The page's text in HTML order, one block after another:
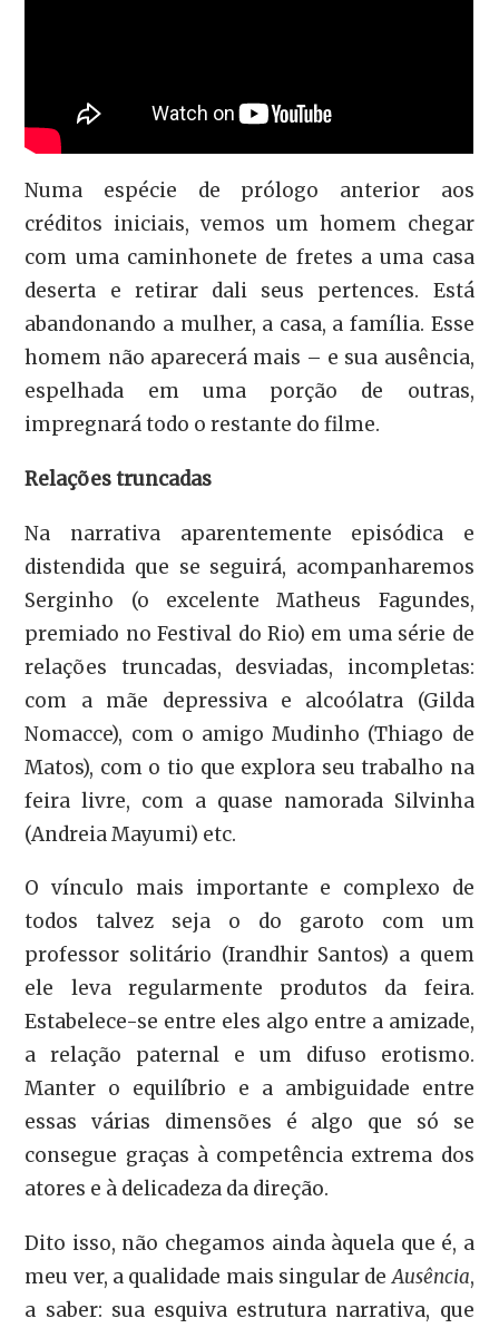
Numa espécie de prólogo anterior aos
créditos iniciais, vemos um homem chegar
com uma caminhonete de fretes a uma casa
deserta e retirar dali seus pertences. Está
abandonando a mulher, a casa, a família. Esse
homem não aparecerá mais – e sua ausência,
espelhada em uma porção de outras,
impregnará todo o restante do filme.
Relações truncadas
Na narrativa aparentemente episódica e
distendida que se seguirá, acompanharemos
Serginho (o excelente Matheus Fagundes,
premiado no Festival do Rio) em uma série de
relações truncadas, desviadas, incompletas:
com a mãe depressiva e alcoólatra (Gilda
Nomacce), com o amigo Mudinho (Thiago de
Matos), com o tio que explora seu trabalho na
feira livre, com a quase namorada Silvinha
(Andreia Mayumi) etc.
O vínculo mais importante e complexo de
todos talvez seja o do garoto com um
professor solitário (Irandhir Santos) a quem
ele leva regularmente produtos da feira.
Estabelece-se entre eles algo entre a amizade,
a relação paternal e um difuso erotismo.
Manter o equilíbrio e a ambiguidade entre
essas várias dimensões é algo que só se
consegue graças à competência extrema dos
atores e à delicadeza da direção.
Dito isso, não chegamos ainda àquela que é, a
meu ver, a qualidade mais singular deAusência,
a saber: sua esquiva estrutura narrativa, que